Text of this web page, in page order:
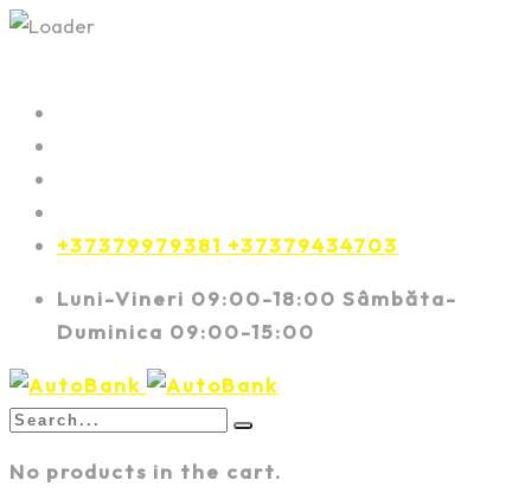
+37379979381 +37379434703
Luni-Vineri 09:00-18:00 Sâmbăta-
Duminica 09:00-15:00
No products in the cart.